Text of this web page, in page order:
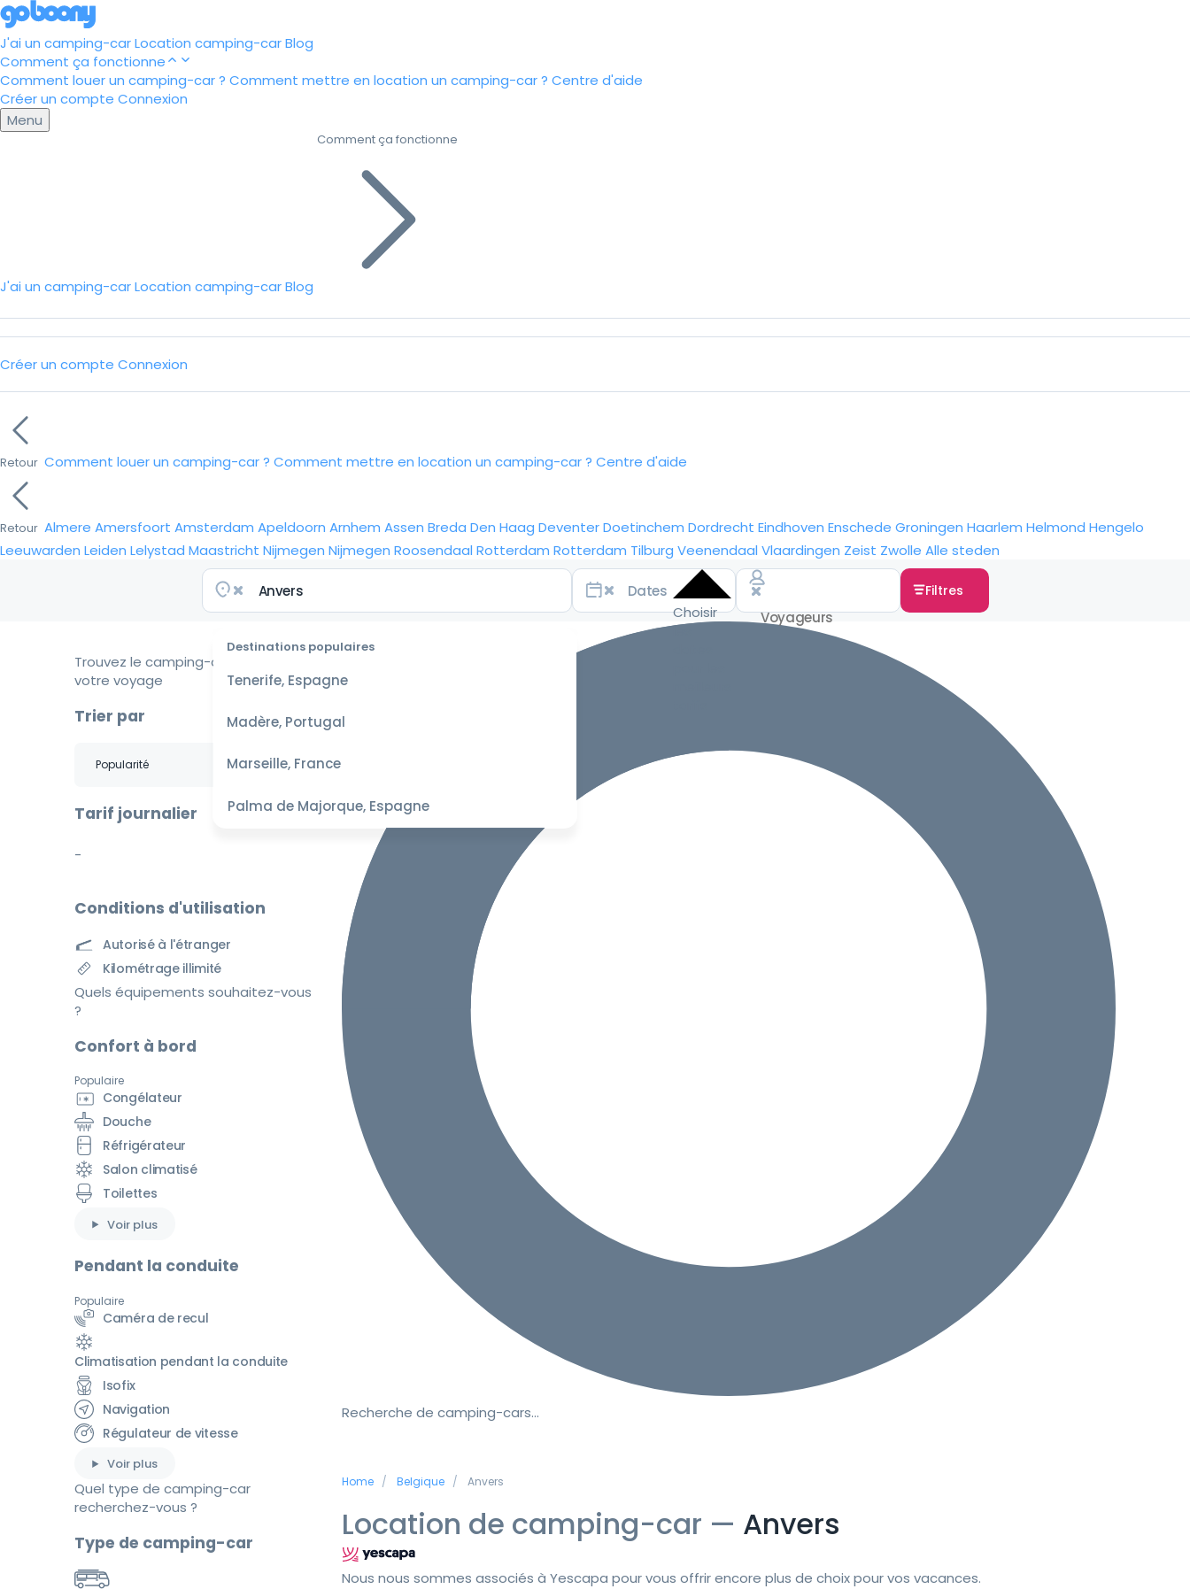
J'ai un camping-carLocation camping-carBlog
Comment ça fonctionne
Comment louer un camping-car ? Comment mettre en location un camping-car ? Centre d'aide
Créer un compte Connexion
Menu
J'ai un camping-carLocation camping-carBlog
Comment ça fonctionne
Créer un compte Connexion
Retour Comment louer un camping-car ? Comment mettre en location un camping-car ? Centre d'aide
Retour Almere Amersfoort Amsterdam Apeldoorn Arnhem Assen Breda Den Haag DeventerDoetinchem Dordrecht Eindhoven Enschede Groningen Haarlem Helmond Hengelo
Leeuwarden Leiden Lelystad Maastricht Nijmegen Nijmegen Roosendaal Rotterdam Rotterdam Tilburg Veenendaal Vlaardingen Zeist Zwolle Alle steden
Destinations populaires
Tenerife, Espagne
Madère, Portugal
Marseille, France
Palma de Majorque, Espagne
Choisir
les
Filtres
Recherche de camping-cars…
Home Belgique Anvers
Location de camping-car — Anvers
Nous nous sommes associés à Yescapa pour vous offrir encore plus de choix pour vos vacances.
Trouvez le camping-car idéal pour
votre voyage
Trier par
Tarif journalier
-
Conditions d'utilisation
Autorisé à l'étranger
Kilométrage illimité
Quels équipements souhaitez-vous
?
Confort à bord
Populaire
Congélateur
Douche
Réfrigérateur
Salon climatisé
Toilettes
Voir plus
Pendant la conduite
Populaire
Caméra de recul
Climatisation pendant la conduite
Isofix
Navigation
Régulateur de vitesse
Voir plus
Quel type de camping-car
recherchez-vous ?
Type de camping-car